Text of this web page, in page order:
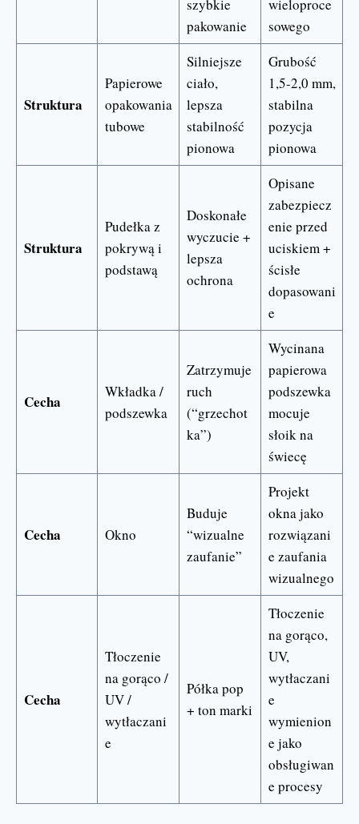
szybkie
pakowanie
wieloproce
sowego
Struktura
Papierowe
opakowania
tubowe
Silniejsze
ciało,
lepsza
stabilność
pionowa
Grubość
1,5-2,0 mm,
stabilna
pozycja
pionowa
Struktura
Pudełka z
pokrywą i
podstawą
Doskonałe
wyczucie +
lepsza
ochrona
Opisane
zabezpiecz
enie przed
uciskiem +
ścisłe
dopasowani
e
Cecha
Wkładka /
podszewka
Zatrzymuje
ruch
(“grzechot
ka”)
Wycinana
papierowa
podszewka
mocuje
słoik na
świecę
Cecha Okno
Buduje
“wizualne
zaufanie”
Projekt
okna jako
rozwiązani
e zaufania
wizualnego
Cecha
Tłoczenie
na gorąco /
UV /
wytłaczani
e
Półka pop
+ ton marki
Tłoczenie
na gorąco,
UV,
wytłaczani
e
wymienion
e jako
obsługiwan
e procesy